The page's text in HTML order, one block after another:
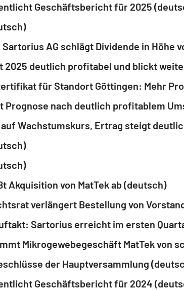
Geschäftsbericht für 2025
AG schlägt Dividende in Höhe
2025 deutlich profitabel und blickt
für Standort Göttingen: Mehr
Prognose nach deutlich profitablem
Wachstumskurs, Ertrag steigt
Akquisition von MatTek ab (deutsch)
verlängert Bestellung von
Sartorius erreicht im ersten
Mikrogewebegeschäft MatTek von
der Hauptversammlung
Geschäftsbericht für 2024